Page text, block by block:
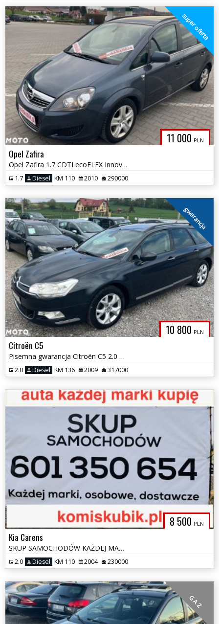
11 000 PLN
super oferta
Opel Zafira
Opel Zafira 1.7 CDTI ecoFLEX Innovation 110 Pisemna gwarancja
1.7 Diesel KM 110 2010 290000
10 800 PLN
gwarancja
Citroën C5
Pisemna gwarancja Citroën C5 2.0 HDi Exclusive Equilibre Navi
2.0 Diesel KM 136 2009 317000
8 500 PLN
Kia Carens
SKUP SAMOCHODÓW KAŻDEJ MARKI
2.0 Diesel KM 110 2004 230000
G A Z